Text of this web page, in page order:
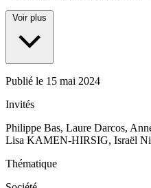
Voir plus
Publié le 15 mai 2024
Invités
Philippe Bas, Laure Darcos,
Lisa KAMEN-HIRSIG, Israël
Thématique